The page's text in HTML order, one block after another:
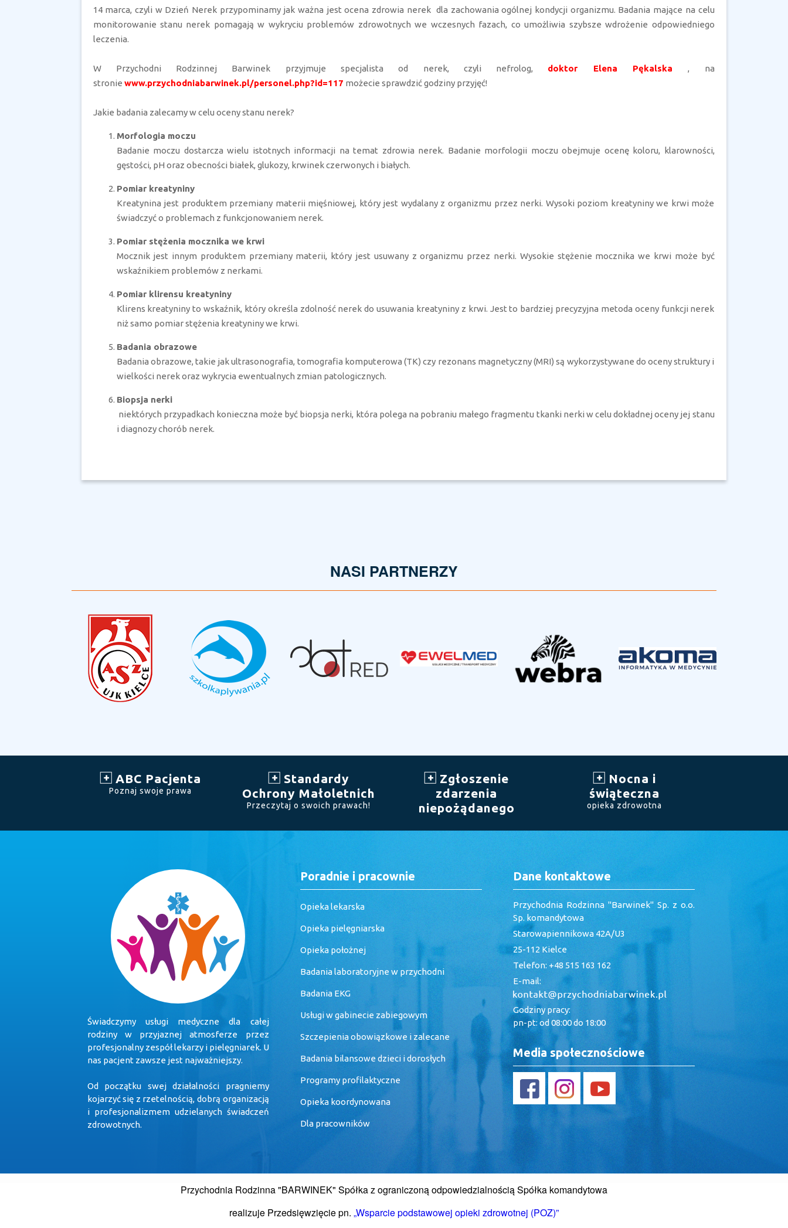
14 marca, czyli w Dzień Nerek przypominamy jak ważna jest ocena zdrowia nerek dla zachowania ogólnej kondycji organizmu. Badania mające na celu
monitorowanie stanu nerek pomagają w wykryciu problemów zdrowotnych we wczesnych fazach, co umożliwia szybsze wdrożenie odpowiedniego
leczenia.
W Przychodni Rodzinnej Barwinek przyjmuje specjalista od nerek, czyli nefrolog, doktor Elena Pękalska, na
stronie www.przychodniabarwinek.pl/personel.php?id=117 możecie sprawdzić godziny przyjęć!
Jakie badania zalecamy w celu oceny stanu nerek?
Morfologia moczu
Badanie moczu dostarcza wielu istotnych informacji na temat zdrowia nerek. Badanie morfologii moczu obejmuje ocenę koloru, klarowności,
gęstości, pH oraz obecności białek, glukozy, krwinek czerwonych i białych.
Pomiar kreatyniny
Kreatynina jest produktem przemiany materii mięśniowej, który jest wydalany z organizmu przez nerki. Wysoki poziom kreatyniny we krwi może
świadczyć o problemach z funkcjonowaniem nerek.
Pomiar stężenia mocznika we krwi
Mocznik jest innym produktem przemiany materii, który jest usuwany z organizmu przez nerki. Wysokie stężenie mocznika we krwi może być
wskaźnikiem problemów z nerkami.
Pomiar klirensu kreatyniny
Klirens kreatyniny to wskaźnik, który określa zdolność nerek do usuwania kreatyniny z krwi. Jest to bardziej precyzyjna metoda oceny funkcji nerek
niż samo pomiar stężenia kreatyniny we krwi.
Badania obrazowe
Badania obrazowe, takie jak ultrasonografia, tomografia komputerowa (TK) czy rezonans magnetyczny (MRI) są wykorzystywane do oceny struktury i
wielkości nerek oraz wykrycia ewentualnych zmian patologicznych.
Biopsja nerki
niektórych przypadkach konieczna może być biopsja nerki, która polega na pobraniu małego fragmentu tkanki nerki w celu dokładnej oceny jej stanu
i diagnozy chorób nerek.
NASI PARTNERZY
ABC Pacjenta
Poznaj swoje prawa
Standardy
Ochrony Małoletnich
Przeczytaj o swoich prawach!
Zgłoszenie
zdarzenia
niepożądanego
Nocna i
świąteczna
opieka zdrowotna
Świadczymy usługi medyczne dla całej
rodziny w przyjaznej atmosferze przez
profesjonalny zespół lekarzy i pielęgniarek. U
nas pacjent zawsze jest najważniejszy.
Od początku swej działalności pragniemy
kojarzyć się z rzetelnością, dobrą organizacją
i profesjonalizmem udzielanych świadczeń
zdrowotnych.
Poradnie i pracownie
Opieka lekarska
Opieka pielęgniarska
Opieka położnej
Badania laboratoryjne w przychodni
Badania EKG
Usługi w gabinecie zabiegowym
Szczepienia obowiązkowe i zalecane
Badania bilansowe dzieci i dorosłych
Programy profilaktyczne
Opieka koordynowana
Dla pracowników
Dane kontaktowe
Przychodnia Rodzinna "Barwinek" Sp. z o.o.
Sp. komandytowa
Starowapiennikowa 42A/U3
25-112 Kielce
Telefon: +48 515 163 162
E-mail:
Godziny pracy:
pn-pt: od 08:00 do 18:00
Media społecznościowe
Przychodnia Rodzinna "BARWINEK" Spółka z ograniczoną odpowiedzialnością Spółka komandytowa
realizuje Przedsięwzięcie pn. „Wsparcie podstawowej opieki zdrowotnej (POZ)”